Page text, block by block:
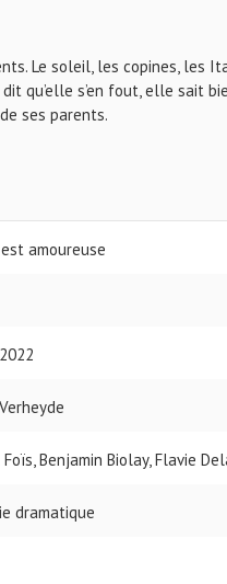
Le soleil, les copines, les
dit qu’elle s’en fout, elle sait
ses parents.
amoureuse
Benjamin Biolay, Flavie
dramatique